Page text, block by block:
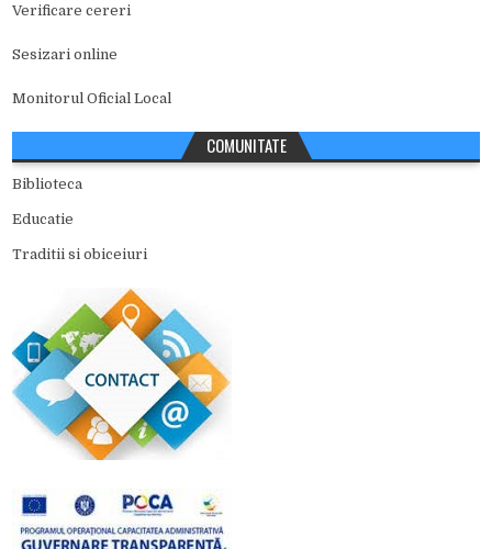
Verificare cereri
Sesizari online
Monitorul Oficial Local
COMUNITATE
Biblioteca
Educatie
Traditii si obiceiuri